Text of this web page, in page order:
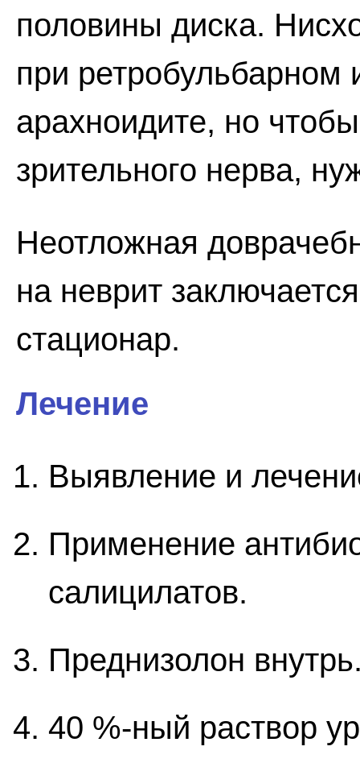
половины диска.
при ретробульбарном
арахноидите, но
зрительного нерва,
Неотложная
на неврит
стационар.
Лечение
Выявление и
Применение
салицилатов.
Преднизолон
40 %-ный раствор